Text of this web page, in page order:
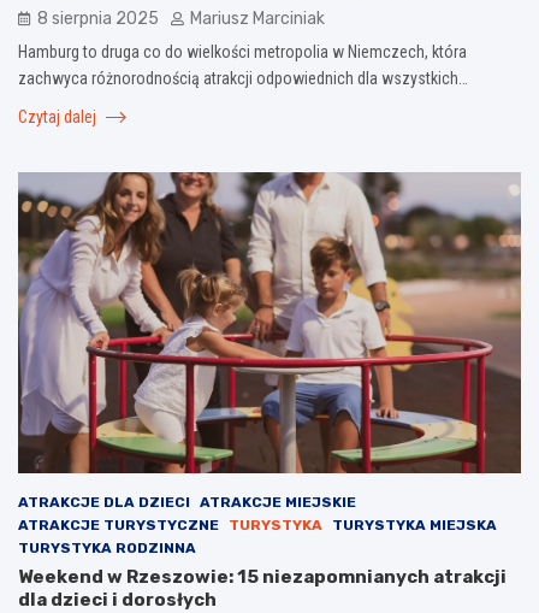
8 sierpnia 2025 Mariusz Marciniak
Hamburg to druga co do wielkości metropolia w Niemczech, która
zachwyca różnorodnością atrakcji odpowiednich dla wszystkich…
Czytaj dalej
ATRAKCJE DLA DZIECI
ATRAKCJE MIEJSKIE
ATRAKCJE TURYSTYCZNE
TURYSTYKA
TURYSTYKA MIEJSKA
TURYSTYKA RODZINNA
Weekend w Rzeszowie: 15 niezapomnianych atrakcji
dla dzieci i dorosłych